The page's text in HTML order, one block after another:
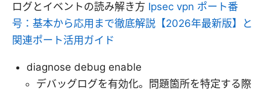
ログとイベントの読み解き方 Ipsec vpn ポート番
号：基本から応用まで徹底解説【2026年最新版】と
関連ポート活用ガイド
diagnose debug enable
デバッグログを有効化。問題箇所を特定する際